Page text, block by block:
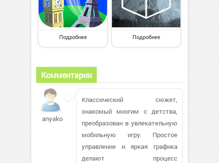
Подробнее Подробнее
Комментарии
anyakorol344
Классический сюжет,
знакомый многим с детства,
преобразован в увлекательную
мобильную игру. Простое
управление и яркая графика
делают процесс